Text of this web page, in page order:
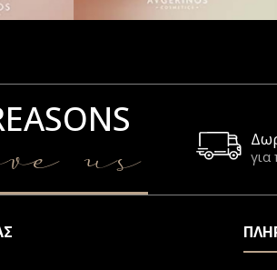
us